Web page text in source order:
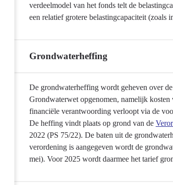
verdeelmodel van het fonds telt de
een relatief grotere belastingcapaciteit
Grondwaterheffing
Terug
navigatie
Provinciale
heffingen
De grondwaterheffing wordt geheven over
Grondwaterwet opgenomen, namelijk
financiële verantwoording verloopt via de
De heffing vindt plaats op grond van de
2022 (PS 75/22). De baten uit de
verordening is aangegeven wordt de
mei). Voor 2025 wordt daarmee het tarief